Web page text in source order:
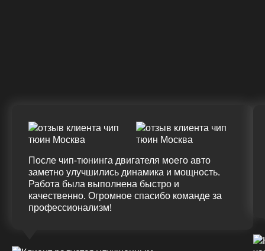
После чип-тюнинга двигателя моего авто
заметно улучшились динамика и мощность.
Работа была выполнена быстро и
качественно. Огромное спасибо команде за
профессионализм!